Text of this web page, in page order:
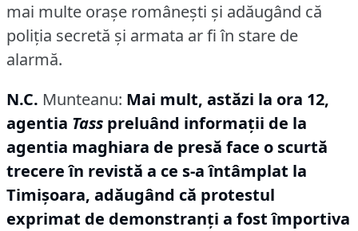
mai multe oraşe româneşti şi adăugând că
poliţia secretă şi armata ar fi în stare de
alarmă.
N.C. Munteanu: Mai mult, astăzi la ora 12,
agentia Tass preluând informaţii de la
agentia maghiara de presă face o scurtă
trecere în revistă a ce s-a întâmplat la
Timişoara, adăugând că protestul
exprimat de demonstranţi a fost împortiva